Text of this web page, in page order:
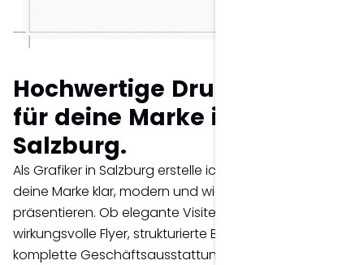
Hochwertige Drucksorten
für deine Marke in
Salzburg.
Als Grafiker in Salzburg erstelle ich Drucksorten, die
deine Marke klar, modern und wiedererkennbar
präsentieren. Ob elegante Visitenkarten,
wirkungsvolle Flyer, strukturierte Broschüren oder
komplette Geschäftsausstattung – jedes Detail wird